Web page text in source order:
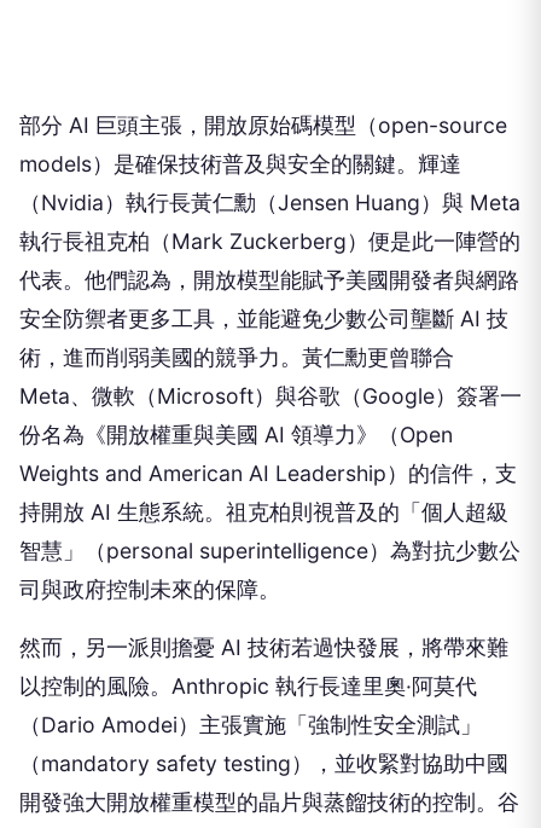
部分 AI 巨頭主張，開放原始碼模型（open-source
models）是確保技術普及與安全的關鍵。輝達
（Nvidia）執行長黃仁勳（Jensen Huang）與 Meta
執行長祖克柏（Mark Zuckerberg）便是此一陣營的
代表。他們認為，開放模型能賦予美國開發者與網路
安全防禦者更多工具，並能避免少數公司壟斷 AI 技
術，進而削弱美國的競爭力。黃仁勳更曾聯合
Meta、微軟（Microsoft）與谷歌（Google）簽署一
份名為《開放權重與美國 AI 領導力》（Open
Weights and American AI Leadership）的信件，支
持開放 AI 生態系統。祖克柏則視普及的「個人超級
智慧」（personal superintelligence）為對抗少數公
司與政府控制未來的保障。
然而，另一派則擔憂 AI 技術若過快發展，將帶來難
以控制的風險。Anthropic 執行長達里奧·阿莫代
（Dario Amodei）主張實施「強制性安全測試」
（mandatory safety testing），並收緊對協助中國
開發強大開放權重模型的晶片與蒸餾技術的控制。谷